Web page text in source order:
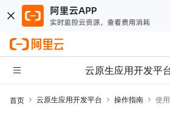
云原生应用开发平
首页 云原生应用开发平台 操作指南 使